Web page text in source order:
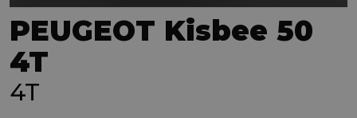
PEUGEOT Kisbee 50
4T
4T